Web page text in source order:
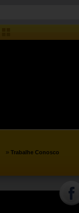
» Trabalhe Conosco